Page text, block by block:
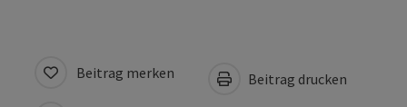
Beitrag merken Beitrag drucken